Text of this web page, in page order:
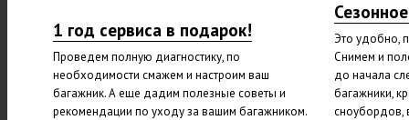
1 год сервиса в подарок!
Проведем полную диагностику, по
необходимости смажем и настроим ваш
багажник. А еще дадим полезные советы и
рекомендации по уходу за вашим багажником.
Это удобно,
Снимем и
до начала
багажники,
сноубордов,